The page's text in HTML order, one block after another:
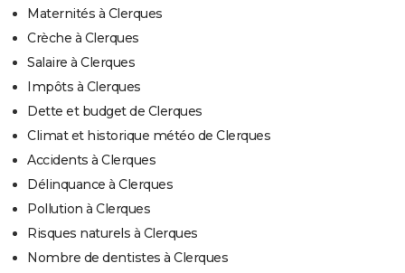
Maternités à Clerques
Crèche à Clerques
Salaire à Clerques
Impôts à Clerques
Dette et budget de Clerques
Climat et historique météo de Clerques
Accidents à Clerques
Délinquance à Clerques
Pollution à Clerques
Risques naturels à Clerques
Nombre de dentistes à Clerques